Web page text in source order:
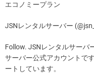
エコノミープラン
JSNレンタルサーバー
Follow. JSNレンタルサーバ
サーバー公式アカウントで
ートしています。